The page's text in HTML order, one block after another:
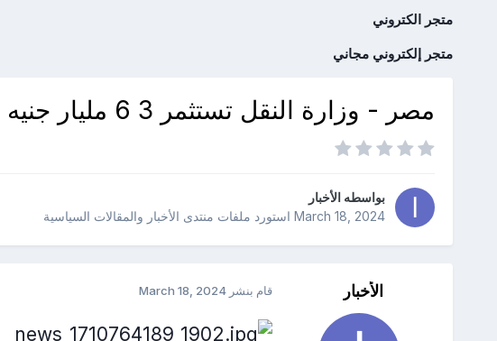
متجر الكتروني
متجر إلكتروني مجاني
مصر - وزارة النقل تستثمر 3 6 مليار جنيه في تطوير ميناء سفاجا البحري
بواسطه الأخبار
March 18, 2024استورد ملفات منتدى الأخبار والمقالات السياسية
الأخبار قام بنشر March 18, 2024